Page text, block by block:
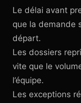
Le délai avant
que la demande
départ.
Les dossiers
vite que le
l’équipe.
Les exceptions